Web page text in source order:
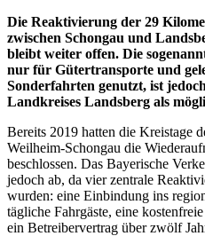
Die Reaktivierung der 29
zwischen Schongau und
bleibt weiter offen. Die
nur für Gütertransporte und
Sonderfahrten genutzt, ist
Landkreises Landsberg als
Bereits 2019 hatten die Kreistage
Weilheim-Schongau die
beschlossen. Das Bayerische
jedoch ab, da vier zentrale
wurden: eine Einbindung ins
tägliche Fahrgäste, eine
ein Betreibervertrag über zwölf